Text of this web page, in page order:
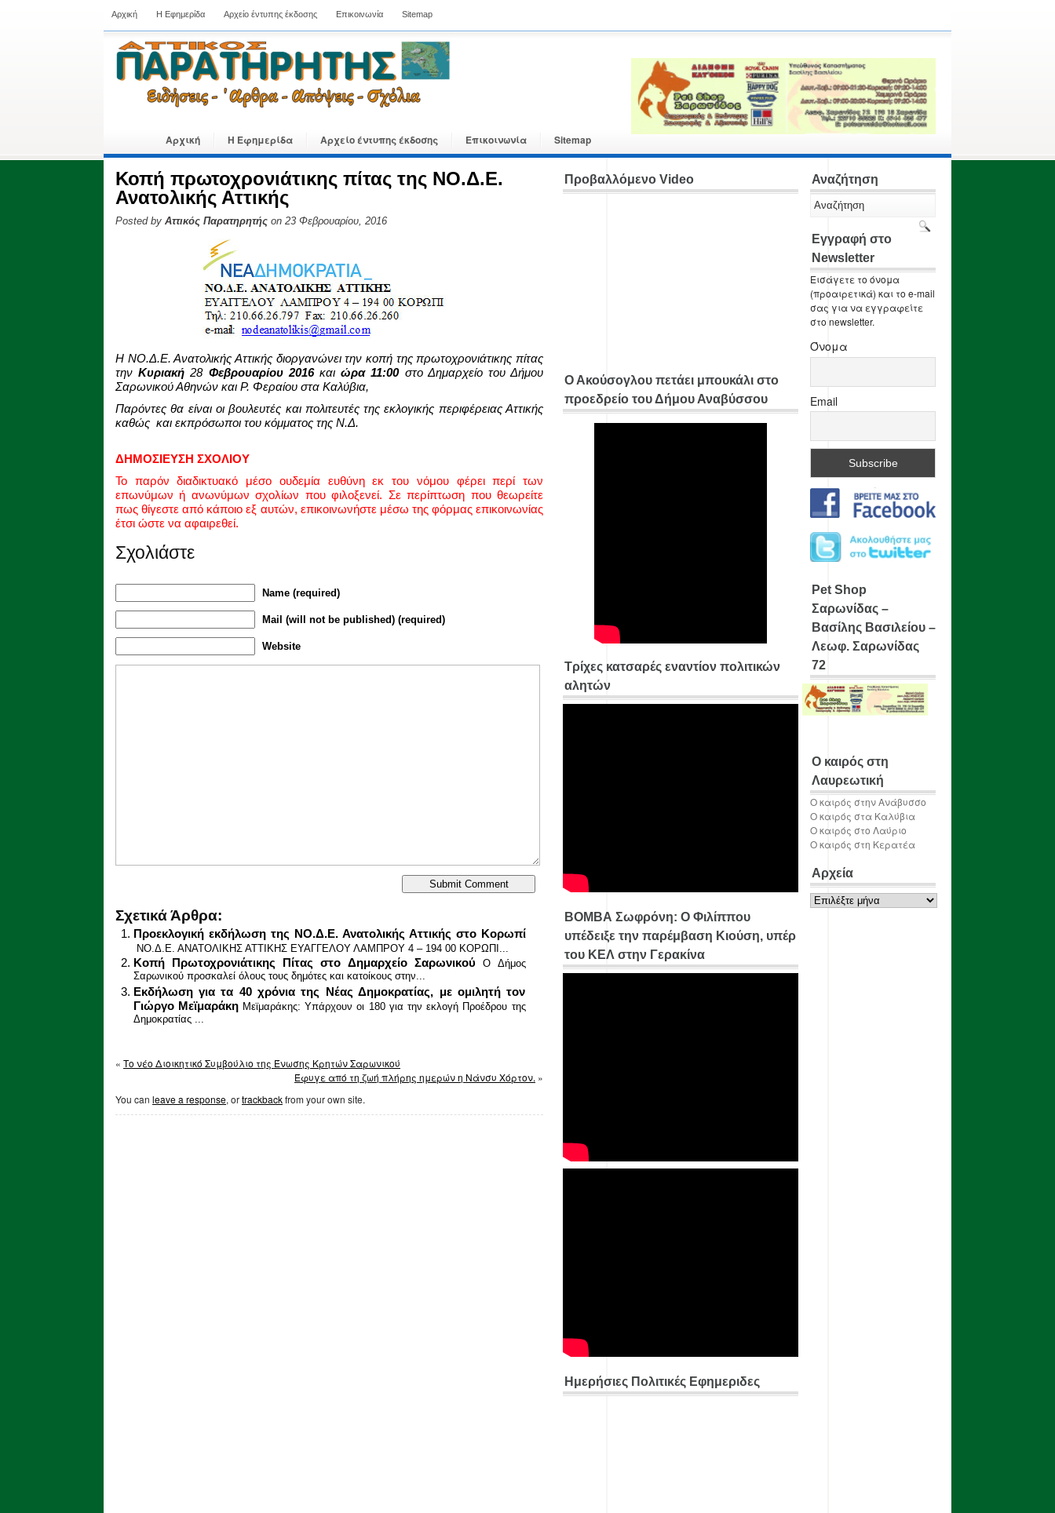
Αρχική Η Εφημερίδα Αρχείο έντυπης έκδοσης Επικοινωνία Sitemap
Αρχική Η Εφημερίδα Αρχείο έντυπης έκδοσης Επικοινωνία Sitemap
Κοπή πρωτοχρονιάτικης πίτας της NO.Δ.Ε.
Ανατολικής Αττικής
Posted by Αττικός Παρατηρητής on 23 Φεβρουαρίου, 2016
Η NO.Δ.Ε. Ανατολικής Αττικής διοργανώνει την κοπή της πρωτοχρονιάτικης πίτας
τηνΚυριακή 28Φεβρουαρίου 2016καιώρα 11:00 στο Δημαρχείο του Δήμου
Σαρωνικού Αθηνών και Ρ. Φεραίου στα Καλύβια,
Παρόντες θα είναι οι βουλευτές και πολιτευτές της εκλογικής περιφέρειας Αττικής
καθώς και εκπρόσωποι του κόμματος της Ν.Δ.
ΔΗΜΟΣΙΕΥΣΗ ΣΧΟΛΙΟΥ
Το παρόν διαδικτυακό μέσο ουδεμία ευθύνη εκ του νόμου φέρει περί των
επωνύμων ή ανωνύμων σχολίων που φιλοξενεί. Σε περίπτωση που θεωρείτε
πως θίγεστε από κάποιο εξ αυτών, επικοινωνήστε μέσω της φόρμας επικοινωνίας
έτσι ώστε να αφαιρεθεί.
Σχολιάστε
Name (required)
Mail (will not be published) (required)
Website
Σχετικά Άρθρα:
Προεκλογική εκδήλωση της ΝΟ.Δ.Ε. Ανατολικής Αττικής στο Κορωπί
ΝΟ.Δ.Ε. ΑΝΑΤΟΛΙΚΗΣ ΑΤΤΙΚΗΣ ΕΥΑΓΓΕΛΟΥ ΛΑΜΠΡΟΥ 4 – 194 00 ΚΟΡΩΠΙ...
Κοπή Πρωτοχρονιάτικης Πίτας στο Δημαρχείο Σαρωνικού Ο Δήμος
Σαρωνικού προσκαλεί όλους τους δημότες και κατοίκους στην...
Εκδήλωση για τα 40 χρόνια της Νέας Δημοκρατίας, με ομιλητή τον
Γιώργο Μεϊμαράκη Μεϊμαράκης: Υπάρχουν οι 180 για την εκλογή Προέδρου της
Δημοκρατίας ...
« Το νέο Διοικητικό Συμβούλιο της Ένωσης Κρητών Σαρωνικού
Έφυγε από τη ζωή πλήρης ημερών η Νάνσυ Χόρτον. »
You can leave a response, ortrackbackfrom your own site.
Προβαλλόμενο Video
Ο Ακούσογλου πετάει μπουκάλι στο
προεδρείο του Δήμου Αναβύσσου
Τρίχες κατσαρές εναντίον πολιτικών
αλητών
ΒΟΜΒΑ Σωφρόνη: Ο Φιλίππου
υπέδειξε την παρέμβαση Κιούση, υπέρ
του ΚΕΛ στην Γερακίνα
Ημερήσιες Πολιτικές Εφημεριδες
Αναζήτηση
Εγγραφή στο
Newsletter
Εισάγετε το όνομα
(προαιρετικά) και το e-mail
σας για να εγγραφείτε
στο newsletter.
Όνομα
Email
Pet Shop
Σαρωνίδας –
Βασίλης Βασιλείου –
Λεωφ. Σαρωνίδας
72
Ο καιρός στη
Λαυρεωτική
Ο καιρός στην Ανάβυσσο
Ο καιρός στα Καλύβια
Ο καιρός στο Λαύριο
Ο καιρός στη Κερατέα
Αρχεία
Αρχεία